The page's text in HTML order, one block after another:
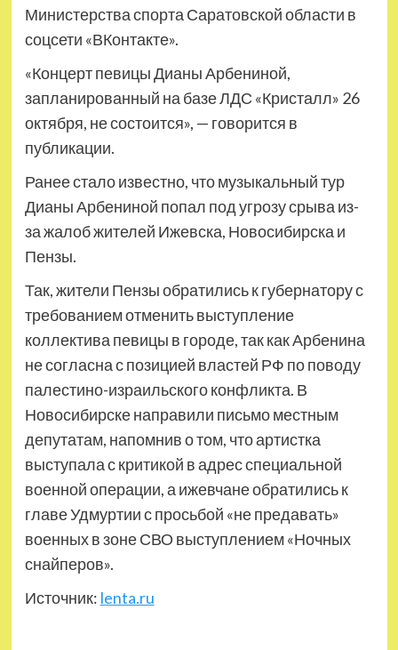
Министерства спорта Саратовской области в
соцсети «ВКонтакте».
«Концерт певицы Дианы Арбениной,
запланированный на базе ЛДС «Кристалл» 26
октября, не состоится», — говорится в
публикации.
Ранее стало известно, что музыкальный тур
Дианы Арбениной попал под угрозу срыва из-
за жалоб жителей Ижевска, Новосибирска и
Пензы.
Так, жители Пензы обратились к губернатору с
требованием отменить выступление
коллектива певицы в городе, так как Арбенина
не согласна с позицией властей РФ по поводу
палестино-израильского конфликта. В
Новосибирске направили письмо местным
депутатам, напомнив о том, что артистка
выступала с критикой в адрес специальной
военной операции, а ижевчане обратились к
главе Удмуртии с просьбой «не предавать»
военных в зоне СВО выступлением «Ночных
снайперов».
Источник: lenta.ru